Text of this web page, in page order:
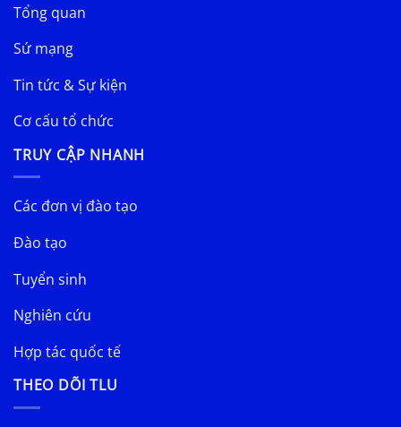
Tổng quan
Sứ mạng
Tin tức & Sự kiện
Cơ cấu tổ chức
TRUY CẬP NHANH
Các đơn vị đào tạo
Đào tạo
Tuyển sinh
Nghiên cứu
Hợp tác quốc tế
THEO DÕI TLU